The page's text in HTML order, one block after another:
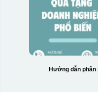
Hướng dẫn phân